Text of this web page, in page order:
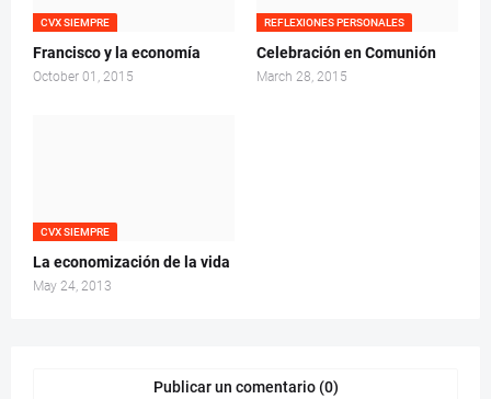
CVX SIEMPRE
Francisco y la economía
October 01, 2015
REFLEXIONES PERSONALES
Celebración en Comunión
March 28, 2015
CVX SIEMPRE
La economización de la vida
May 24, 2013
Publicar un comentario (0)